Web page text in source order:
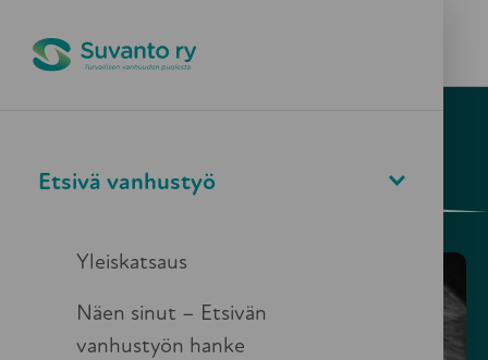
Etsivä vanhustyö
Yleiskatsaus
Näen sinut – Etsivän
vanhustyön hanke
Ajankohtaista 22.5.2025
TAPAHTUMIA USEALLA
PAIKKAKUNNALLA
perjantaina 13.6.2025